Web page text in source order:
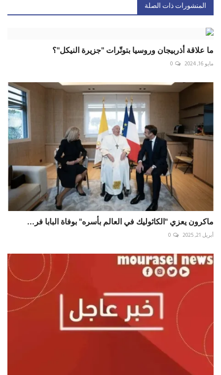
المنشورات ذات الصلة
ما علاقة أذربيجان وروسيا بتوتّرات "جزيرة النيكل"؟
مايو 16, 2024 0
ماكرون يعزي "الكاثوليك في العالم بأسره" بوفاة البابا فر...
أبريل 21, 2025 0